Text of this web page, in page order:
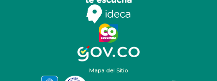
Mapa del Sitio